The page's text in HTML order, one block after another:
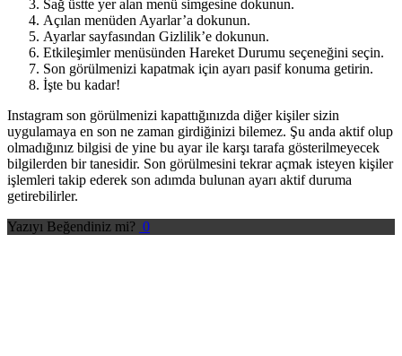
Sağ üstte yer alan menü simgesine dokunun.
Açılan menüden Ayarlar’a dokunun.
Ayarlar sayfasından Gizlilik’e dokunun.
Etkileşimler menüsünden Hareket Durumu seçeneğini seçin.
Son görülmenizi kapatmak için ayarı pasif konuma getirin.
İşte bu kadar!
Instagram son görülmenizi kapattığınızda diğer kişiler sizin
uygulamaya en son ne zaman girdiğinizi bilemez. Şu anda aktif olup
olmadığınız bilgisi de yine bu ayar ile karşı tarafa gösterilmeyecek
bilgilerden bir tanesidir. Son görülmesini tekrar açmak isteyen kişiler
işlemleri takip ederek son adımda bulunan ayarı aktif duruma
getirebilirler.
Yazıyı Beğendiniz mi? 0